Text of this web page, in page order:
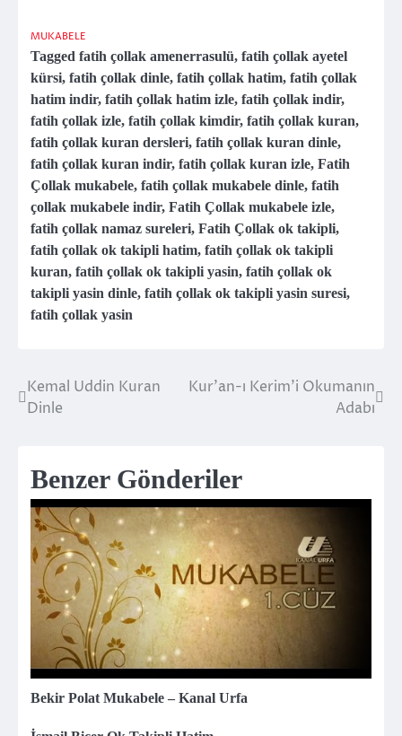
MUKABELE
Tagged fatih çollak amenerrasulü, fatih çollak ayetel
kürsi, fatih çollak dinle, fatih çollak hatim, fatih çollak
hatim indir, fatih çollak hatim izle, fatih çollak indir,
fatih çollak izle, fatih çollak kimdir, fatih çollak kuran,
fatih çollak kuran dersleri, fatih çollak kuran dinle,
fatih çollak kuran indir, fatih çollak kuran izle, Fatih
Çollak mukabele, fatih çollak mukabele dinle, fatih
çollak mukabele indir, Fatih Çollak mukabele izle,
fatih çollak namaz sureleri, Fatih Çollak ok takipli,
fatih çollak ok takipli hatim, fatih çollak ok takipli
kuran, fatih çollak ok takipli yasin, fatih çollak ok
takipli yasin dinle, fatih çollak ok takipli yasin suresi,
fatih çollak yasin
Yazı
Kemal Uddin Kuran
Dinle
Kur’an-ı Kerim’i Okumanın
Adabı
Benzer Gönderiler
Bekir Polat Mukabele – Kanal Urfa